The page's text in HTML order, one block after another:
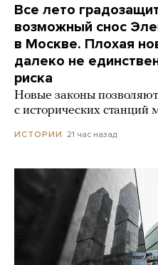
Все лето
возможный снос
в Москве. Плохая
далеко не
риска
Новые законы
с исторических станций
ИСТОРИИ 21 час назад